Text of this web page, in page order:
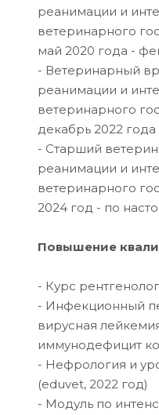
реанимации и
ветеринарного
май 2020 года -
- Ветеринарный
реанимации и
ветеринарного
декабрь 2022
- Старший
реанимации и
ветеринарного
2024 год - по
Повышение
- Курс
- Инфекционный
вирусная
иммунодефицит
- Нефрология и
(eduvet, 2022 год)
- Модуль по